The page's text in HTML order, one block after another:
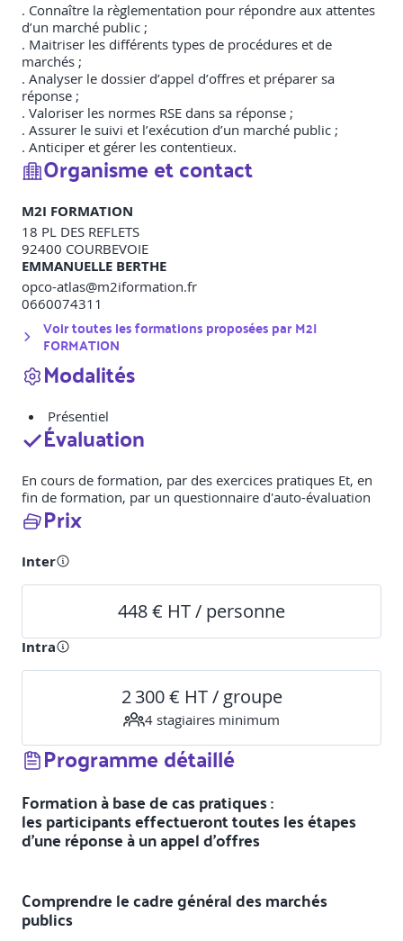
. Connaître la règlementation pour répondre aux attentes
d’un marché public ;
. Maitriser les différents types de procédures et de
marchés ;
. Analyser le dossier d’appel d’offres et préparer sa
réponse ;
. Valoriser les normes RSE dans sa réponse ;
. Assurer le suivi et l’exécution d’un marché public ;
. Anticiper et gérer les contentieux.
Organisme et contact
M2I FORMATION
18 PL DES REFLETS
92400 COURBEVOIE
EMMANUELLE BERTHE
opco-atlas@m2iformation.fr
0660074311
Voir toutes les formations proposées parM2I
FORMATION
Modalités
Présentiel
Évaluation
En cours de formation, par des exercices pratiques Et, en
fin de formation, par un questionnaire d'auto-évaluation
Prix
Inter
448 € HT / personne
Intra
2 300 € HT / groupe
4 stagiaires minimum
Programme détaillé
Formation à base de cas pratiques :
les participants effectueront toutes les étapes
d'une réponse à un appel d'offres
Comprendre le cadre général des marchés
publics